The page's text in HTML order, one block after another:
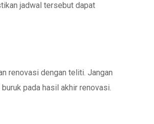
jadwal tersebut dapat
renovasi dengan teliti. Jangan
pada hasil akhir renovasi.